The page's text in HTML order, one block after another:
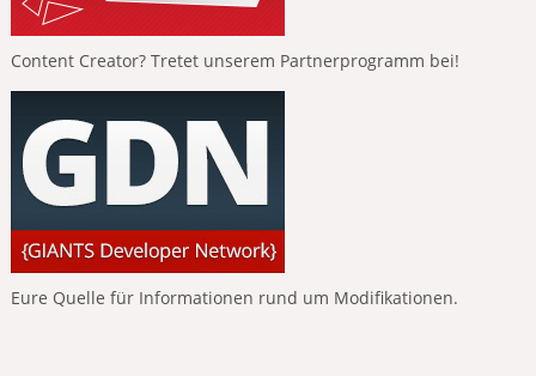
Content Creator? Tretet unserem Partnerprogramm bei!
Eure Quelle für Informationen rund um Modifikationen.